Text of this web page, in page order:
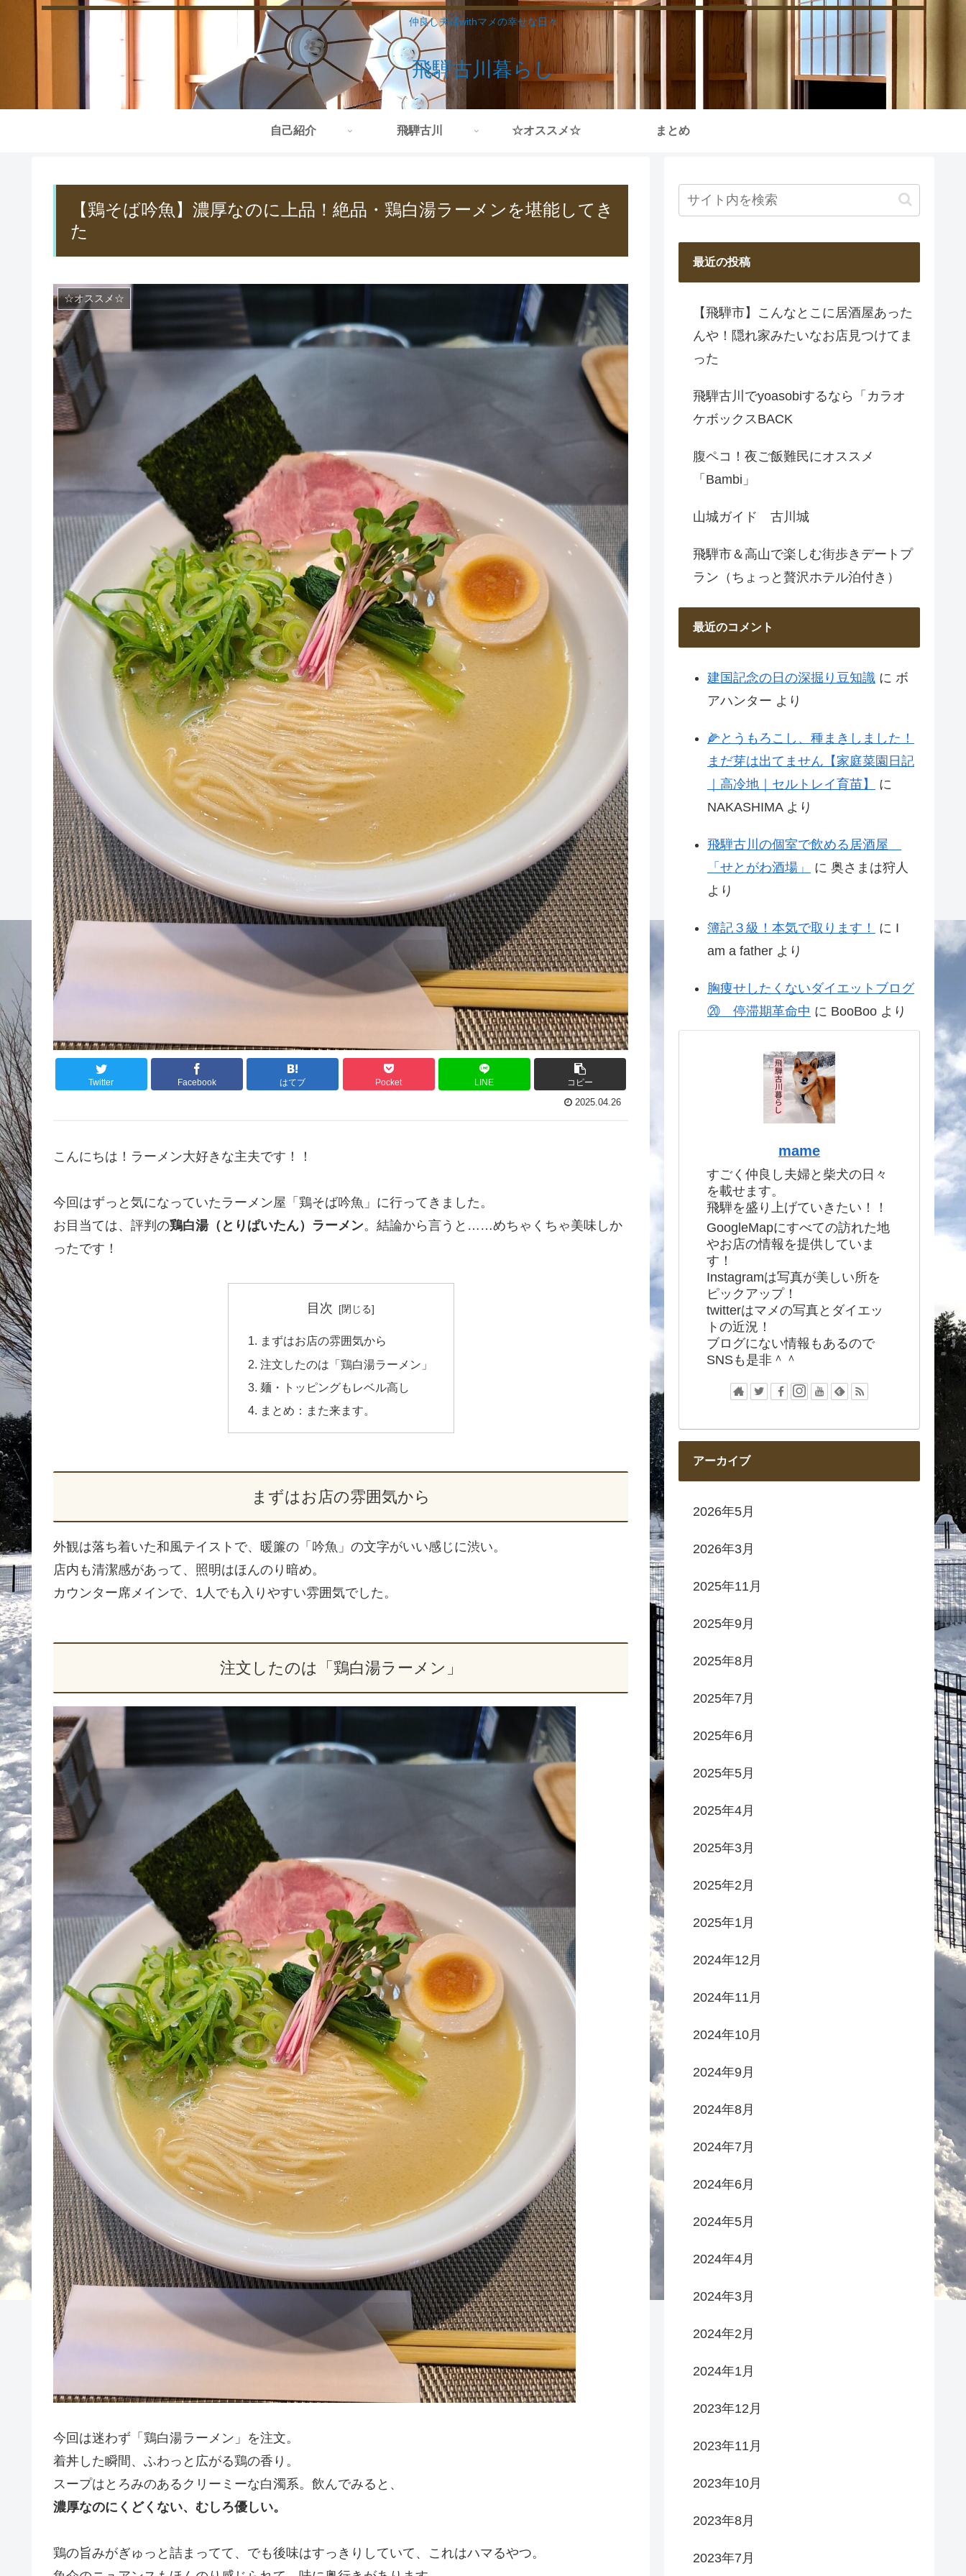
仲良し夫婦withマメの幸せな日々
飛騨古川暮らし
自己紹介 飛騨古川 ☆オススメ☆ まとめ
【鶏そば吟魚】濃厚なのに上品！絶品・鶏白湯ラーメンを堪能してき
た
☆オススメ☆
Twitter Facebook はてブ Pocket LINE コピー
2025.04.26
こんにちは！ラーメン大好きな主夫です！！
今回はずっと気になっていたラーメン屋「鶏そば吟魚」に行ってきました。
お目当ては、評判の鶏白湯（とりぱいたん）ラーメン。結論から言うと……めちゃくちゃ美味しか
ったです！
目次
まずはお店の雰囲気から
注文したのは「鶏白湯ラーメン」
麺・トッピングもレベル高し
まとめ：また来ます。
まずはお店の雰囲気から
外観は落ち着いた和風テイストで、暖簾の「吟魚」の文字がいい感じに渋い。
店内も清潔感があって、照明はほんのり暗め。
カウンター席メインで、1人でも入りやすい雰囲気でした。
注文したのは「鶏白湯ラーメン」
今回は迷わず「鶏白湯ラーメン」を注文。
着丼した瞬間、ふわっと広がる鶏の香り。
スープはとろみのあるクリーミーな白濁系。飲んでみると、
濃厚なのにくどくない、むしろ優しい。
鶏の旨みがぎゅっと詰まってて、でも後味はすっきりしていて、これはハマるやつ。
最近の投稿
【飛騨市】こんなとこに居酒屋あった
んや！隠れ家みたいなお店見つけてま
った
飛騨古川でyoasobiするなら「カラオ
ケボックスBACK
腹ペコ！夜ご飯難民にオススメ
「Bambi」
山城ガイド 古川城
飛騨市＆高山で楽しむ街歩きデートプ
ラン（ちょっと贅沢ホテル泊付き）
最近のコメント
建国記念の日の深掘り豆知識 に ボ
アハンター より
🌽とうもろこし、種まきしました！
まだ芽は出てません【家庭菜園日記
｜高冷地｜セルトレイ育苗】
に
NAKASHIMAより
飛騨古川の個室で飲める居酒屋
「せとがわ酒場」
に 奥さまは狩人
より
簿記３級！本気で取ります！ に I
am a father より
胸痩せしたくないダイエットブログ
⑳ 停滞期革命中 に BooBoo より
mame
すごく仲良し夫婦と柴犬の日々
を載せます。
飛騨を盛り上げていきたい！！
GoogleMapにすべての訪れた地
やお店の情報を提供していま
す！
Instagramは写真が美しい所を
ピックアップ！
twitterはマメの写真とダイエッ
トの近況！
ブログにない情報もあるので
SNSも是非＾＾
アーカイブ
2026年5月
2026年3月
2025年11月
2025年9月
2025年8月
2025年7月
2025年6月
2025年5月
2025年4月
2025年3月
2025年2月
2025年1月
2024年12月
2024年11月
2024年10月
2024年9月
2024年8月
2024年7月
2024年6月
2024年5月
2024年4月
2024年3月
2024年2月
2024年1月
2023年12月
2023年11月
2023年10月
2023年8月
2023年7月